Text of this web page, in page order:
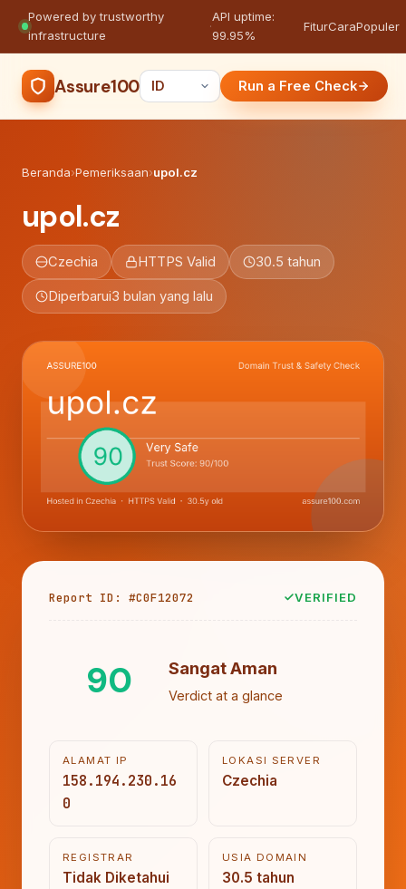
Powered by trustworthy
infrastructure
·
API uptime:
99.95%
FiturCaraPopuler
Assure100 Run a Free Check
Beranda›Pemeriksaan›upol.cz
upol.cz
Czechia HTTPS Valid 30.5 tahun
Diperbarui3 bulan yang lalu
Report ID: #C0F12072 VERIFIED
90 Sangat Aman
Verdict at a glance
ALAMAT IP
158.194.230.16
0
LOKASI SERVER
Czechia
REGISTRAR
Tidak Diketahui
USIA DOMAIN
30.5 tahun